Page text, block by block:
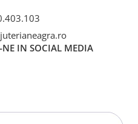
NE IN SOCIAL MEDIA